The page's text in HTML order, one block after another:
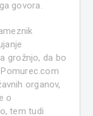
govora.
grožnjo, da bo
organov,
o
tem tudi